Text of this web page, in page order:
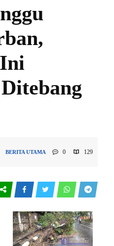
BERITA UTAMA 0 129